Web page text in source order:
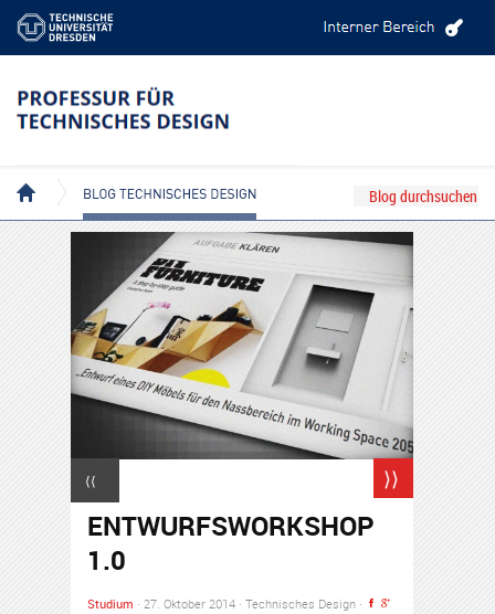
⟨⟨ ⟩⟩
ENTWURFSWORKSHOP
1.0
Studium · 27. Oktober 2014 · Technisches Design ·